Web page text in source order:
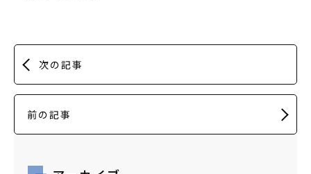
次の記事
前の記事